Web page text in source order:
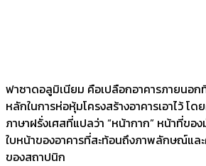
ฟาซาดอลูมิเนียม คือเปลือกอาคารภายนอก
หลักในการห่อหุ้มโครงสร้างอาคารเอาไว้ โด
ภาษาฝรั่งเศสที่แปลว่า “หน้ากาก” หน้าที่ขอ
ใบหน้าของอาคารที่สะท้อนถึงภาพลักษณ์แล
ของสถาปนิก